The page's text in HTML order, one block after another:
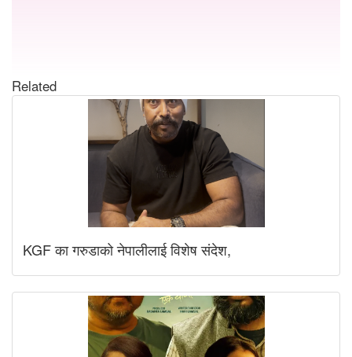
Related
KGF का गरुडाको नेपालीलाई विशेष संदेश,